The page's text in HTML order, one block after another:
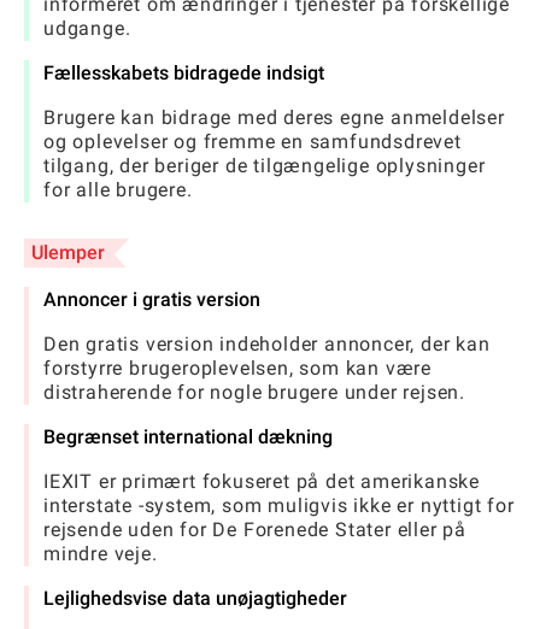
udgange.
Fællesskabets bidragede indsigt
Brugere kan bidrage med deres egne anmeldelser
og oplevelser og fremme en samfundsdrevet
tilgang, der beriger de tilgængelige oplysninger
for alle brugere.
Ulemper
Annoncer i gratis version
Den gratis version indeholder annoncer, der kan
forstyrre brugeroplevelsen, som kan være
distraherende for nogle brugere under rejsen.
Begrænset international dækning
IEXIT er primært fokuseret på det amerikanske
interstate -system, som muligvis ikke er nyttigt for
rejsende uden for De Forenede Stater eller på
mindre veje.
Lejlighedsvise data unøjagtigheder